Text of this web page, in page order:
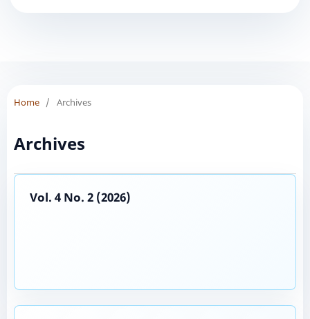
Home / Archives
Archives
Vol. 4 No. 2 (2026)